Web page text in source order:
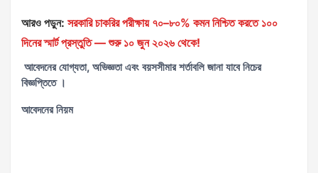
আরও পড়ুন: সরকারি চাকরির পরীক্ষায় ৭০–৮০% কমন নিশ্চিত করতে ১০০
দিনের স্মার্ট প্রস্তুতি — শুরু ১০ জুন ২০২৬ থেকে!
আবেদনের যোগ্যতা, অভিজ্ঞতা এবং বয়সসীমার শর্তাবলি জানা যাবে নিচের
বিজ্ঞপ্তিতে ।
আবেদনের নিয়ম